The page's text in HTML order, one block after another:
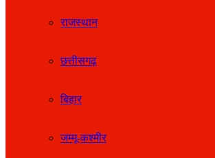
राजस्थान
छत्तीसगढ़
बिहार
जम्मू-कश्मीर